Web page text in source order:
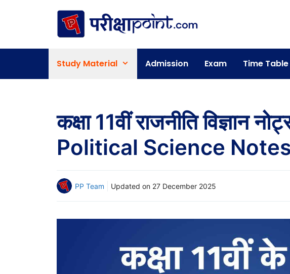
Study Material Admission Exam Time Table
कक्षा 11वीं राजनीति विज्ञान
Political Science
PP Team Updated on 27 December 2025